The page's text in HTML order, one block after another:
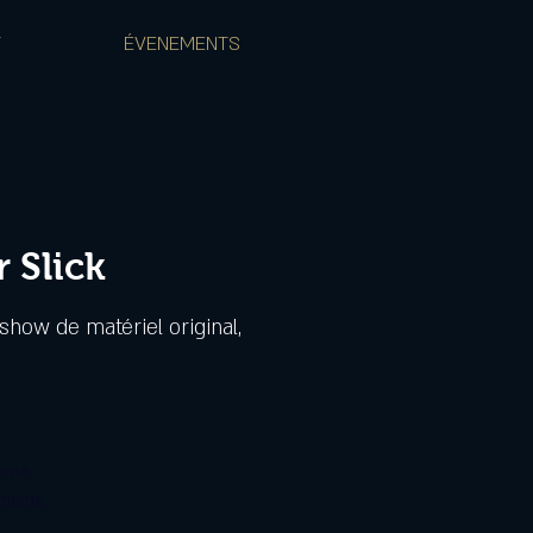
ÉVENEMENTS
Slick
de matériel original,